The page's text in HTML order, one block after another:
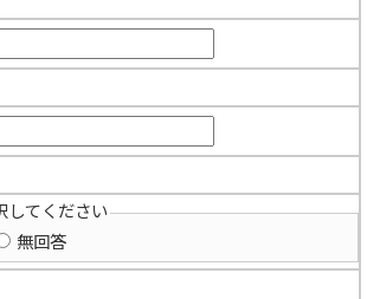
してください
無回答